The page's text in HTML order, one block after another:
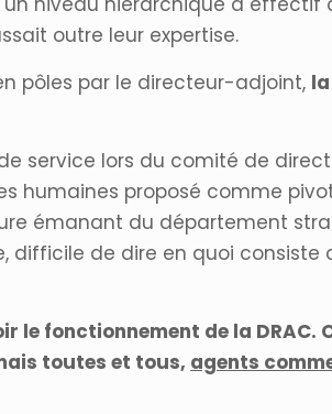
outre leur expertise.
pôles par le directeur-adjoint,
service lors du comité de
humaines proposé comme
émanant du département
difficile de dire en quoi
fonctionnement de la DRAC.
toutes et tous, agents